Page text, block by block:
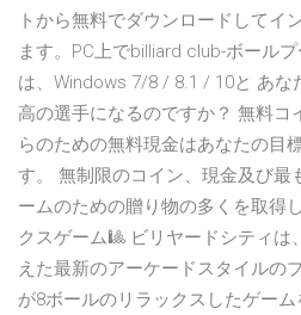
トから無料でダウンロードしてイ
ます。PC上でbilliard club-ボール
は、Windows 7/8 / 8.1 / 10と あな
高の選手になるのですか？ 無料コ
らのための無料現金はあなたの目
す。 無制限のコイン、現金及び最
ームのための贈り物の多くを取得
クスゲーム🎱 ビリヤードシティ
えた最新のアーケードスタイルの
が8ボールのリラックスしたゲー